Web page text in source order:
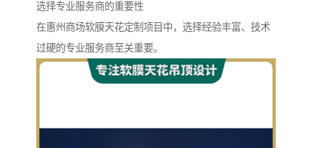
选择专业服务商的重要性
在惠州商场软膜天花定制项目中，选择经验丰富、技术
过硬的专业服务商至关重要。